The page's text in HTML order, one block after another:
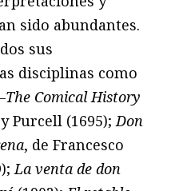
sido abundantes.
sus
disciplinas como
The Comical History
Purcell (1695);Don
, de Francesco
La venta de don